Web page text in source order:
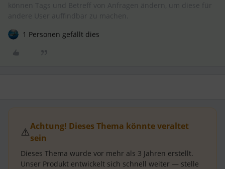
1 Personen gefällt dies
⚠️Achtung! Dieses Thema könnte veraltet
sein
Dieses Thema wurde vor mehr als 3 Jahren erstellt.
Unser Produkt entwickelt sich schnell weiter — stelle